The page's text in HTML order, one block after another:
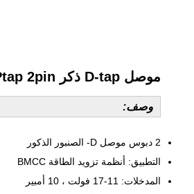
موصل D-tap ذكر Ptap 2pin موصل الزاوية اليمنى موصل powertap لأنظمة الطاقة BMCC
وصف:
2 دبوس موصل D- الصنبور الذكور
التطبيق: أنظمة تزويد الطاقة BMCC
المدخلات: 11-17 فولت ، 10 أمبير